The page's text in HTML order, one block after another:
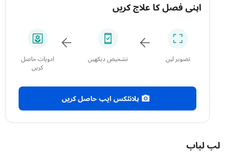
اپنی فصل کا علاج کریں
تصویر لیں تشخیص دیکھیں
ادویات حاصل
پلانٹکس ایپ حاصل کریں